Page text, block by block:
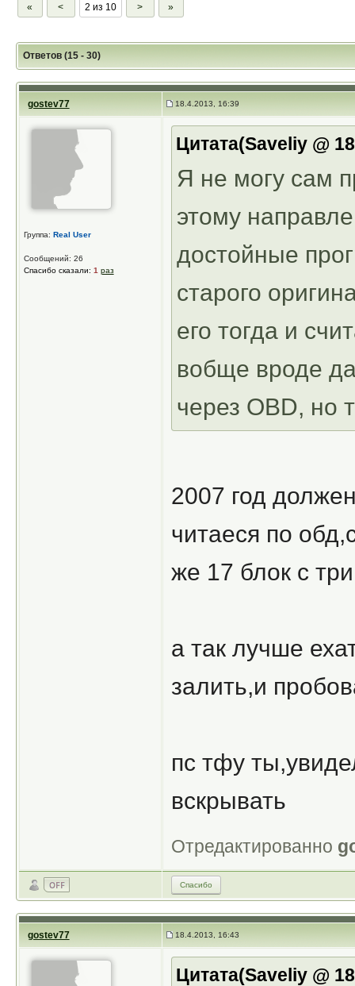
« < 2 из 10 > »
Ответов (15 - 30)
gostev77 18.4.2013, 16:39
Группа: Real User
Сообщений: 26
Спасибо сказали: 1 раз
Цитата(Saveliy @
Я не могу сам
этому
достойные
старого
его тогда и
вобще вроде
через OBD, но
2007 год
читаеся по
же 17 блок с
а так лучше
залить,и
пс тфу
вскрывать
Отредактированно
Спасибо
gostev77 18.4.2013, 16:43
Цитата(Saveliy @